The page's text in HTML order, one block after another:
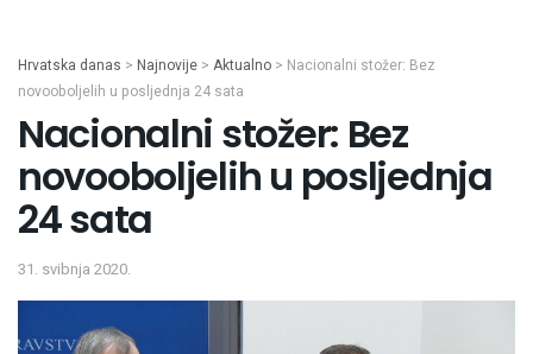
Hrvatska danas > Najnovije > Aktualno > Nacionalni stožer: Bez
novooboljelih u posljednja 24 sata
Nacionalni stožer: Bez
novooboljelih u posljednja
24 sata
31. svibnja 2020.